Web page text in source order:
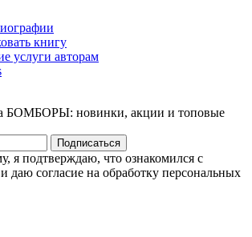
книгу
услуги авторам
БОМБОРЫ: новинки, акции и топовые
Подписаться
я подтверждаю, что ознакомился с
даю согласие на обработку персональных